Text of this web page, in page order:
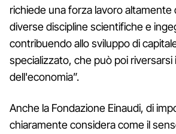
richiede una forza lavoro altamente
diverse discipline scientifiche e
contribuendo allo sviluppo di
specializzato, che può poi riversarsi
dell'economia”.
Anche la Fondazione Einaudi, di
chiaramente considera come il